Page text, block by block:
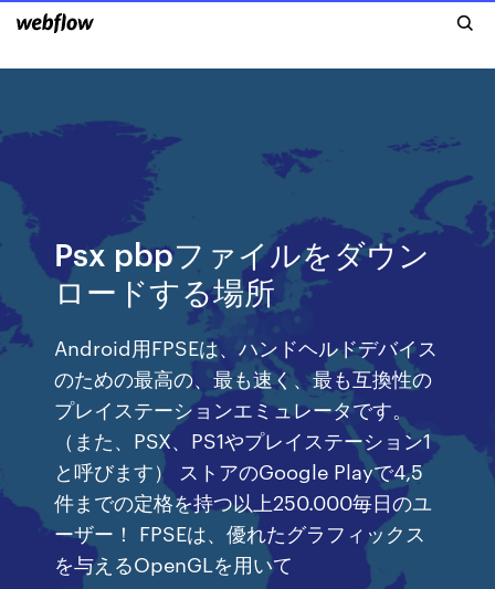
Psx pbpファイルをダウン
ロードする場所
Android用FPSEは、ハンドヘルドデバイス
のための最高の、最も速く、最も互換性の
プレイステーションエミュレータです。
（また、PSX、PS1やプレイステーション1
と呼びます） ストアのGoogle Playで4,5
件までの定格を持つ以上250.000毎日のユ
ーザー！ FPSEは、優れたグラフィックス
を与えるOpenGLを用いて